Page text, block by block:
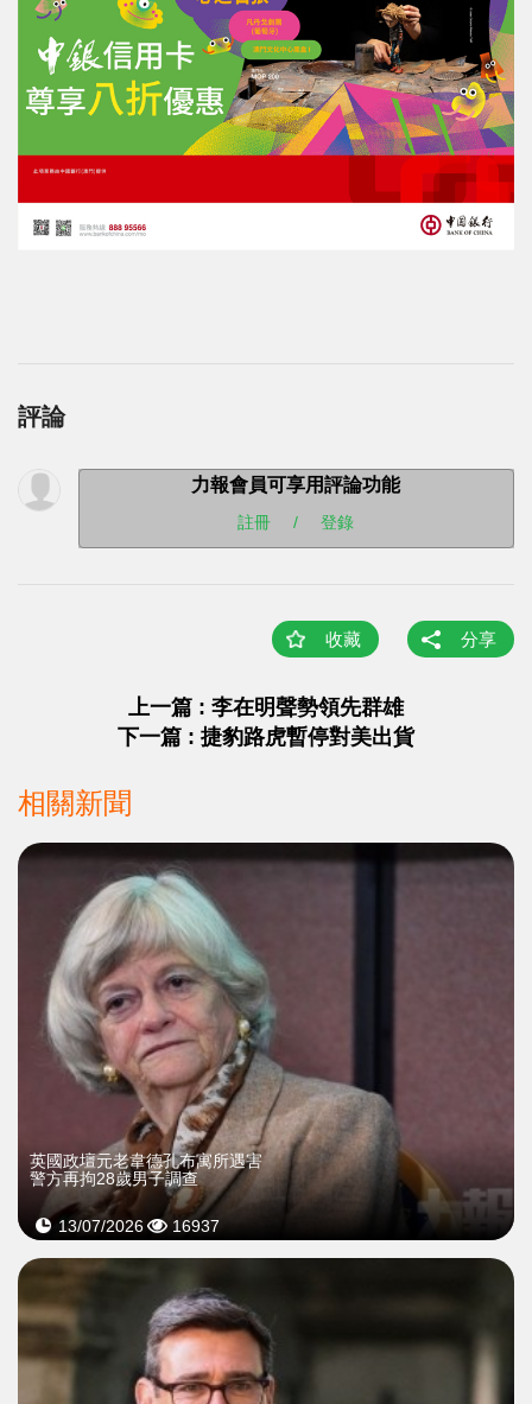
評論
力報會員可享用評論功能
註冊 / 登錄
收藏 分享
上一篇 : 李在明聲勢領先群雄
下一篇 : 捷豹路虎暫停對美出貨
相關新聞
英國政壇元老韋德孔布寓所遇害
警方再拘28歲男子調查
13/07/2026 16937